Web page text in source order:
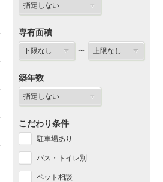
専有面積
〜
築年数
こだわり条件
駐車場あり
バス・トイレ別
ペット相談